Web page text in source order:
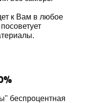
к Вам в любое
беспроцентная